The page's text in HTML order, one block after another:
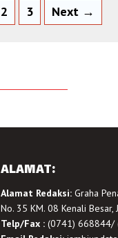
2 3 Next →
ALAMAT:
Alamat Redaksi:Graha
No. 35 KM. 08 Kenali Besar,
Telp/Fax :(0741) 668844/